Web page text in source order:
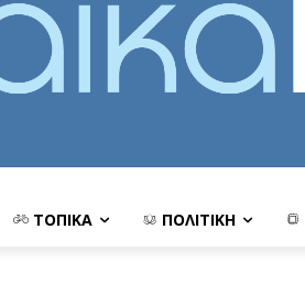
ΤΟΠΙΚΑ ΠΟΛΙΤΙΚΗ